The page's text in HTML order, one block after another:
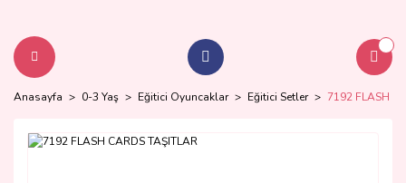
Anasayfa 0-3 Yaş Eğitici Oyuncaklar Eğitici Setler 7192 FLASH